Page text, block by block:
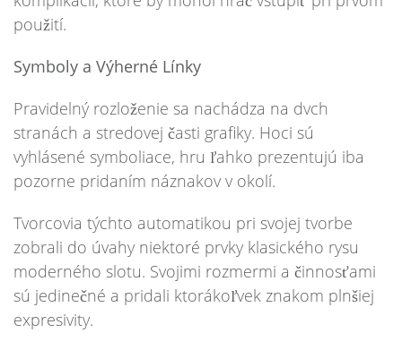
použití.
Symboly a Výherné Línky
Pravidelný rozloženie sa nachádza na dvch
stranách a stredovej časti grafiky. Hoci sú
vyhlásené symboliace, hru ľahko prezentujú iba
pozorne pridaním náznakov v okolí.
Tvorcovia týchto automatikou pri svojej tvorbe
zobrali do úvahy niektoré prvky klasického rysu
moderného slotu. Svojimi rozmermi a činnosťami
sú jedinečné a pridali ktorákoľvek znakom plnšiej
expresivity.